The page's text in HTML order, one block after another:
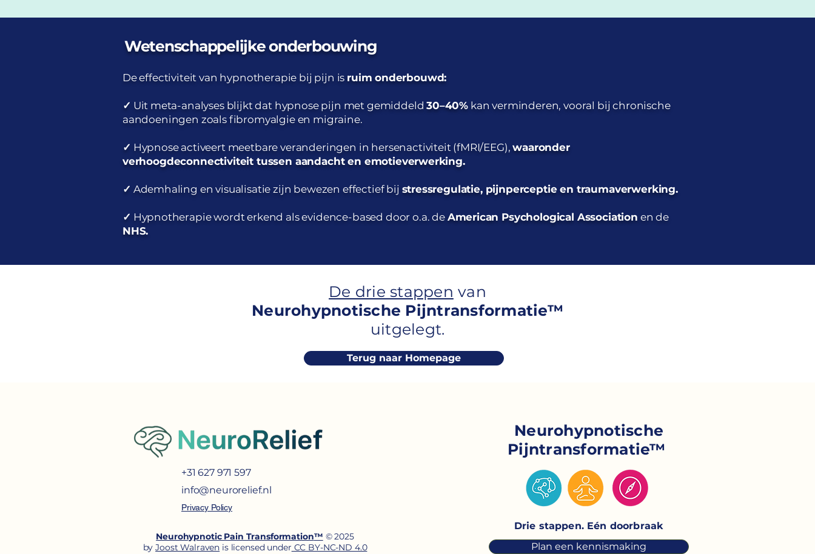
Wetenschappelijke onderbouwing
De effectiviteit van hypnotherapie bij pijn is ruim onderbouwd:
✓ Uit meta-analyses blijkt dat hypnose pijn met gemiddeld30–40% kan verminderen, vooral bij chronische
aandoeningen zoals fibromyalgie en migraine.
✓ Hypnose activeert meetbare veranderingen in hersenactiviteit (fMRI/EEG),waaronder
verhoogdeconnectiviteit tussen aandacht en emotieverwerking.
✓ Ademhaling en visualisatie zijn bewezen effectief bij stressregulatie, pijnperceptie en traumaverwerking.
✓ Hypnotherapie wordt erkend als evidence-based door o.a. de American Psychological Association en de
NHS.
De drie stappen van
Neurohypnotische Pijntransformatie™
uitgelegt.
Terug naar Homepage
+31 627 971 597
info@neurorelief.nl
Privacy Policy
Neurohypnotic Pain Transformation™ © 2025
byJoost Walraven is licensed under CC BY-NC-ND 4.0
Neurohypnotische
Pijntransformatie™
Drie stappen. Eén doorbraak
Plan een kennismaking